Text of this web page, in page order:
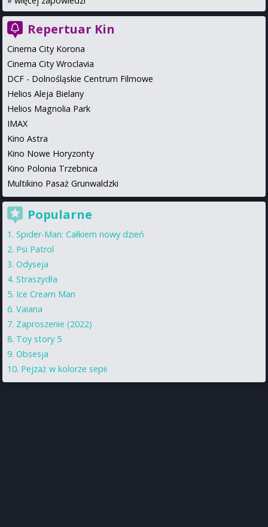
Repertuar Kin
Cinema City Korona
Cinema City Wroclavia
DCF - Dolnośląskie Centrum Filmowe
Helios Aleja Bielany
Helios Magnolia Park
IMAX
Kino Astra
Kino Nowe Horyzonty
Kino Polonia Trzebnica
Multikino Pasaż Grunwaldzki
Popularne
Spider-Man: Całkiem nowy dzień
Psi Patrol
Odyseja
Straszydła
Ice Cream Man
Vaiana
Zaproszenie (2022)
Toy story 5
Obsesja
Pejzaż w kolorze sepii